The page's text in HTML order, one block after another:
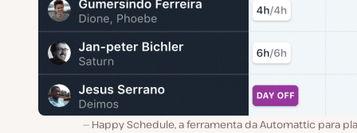
Happy Schedule, a ferramenta da Automattic para